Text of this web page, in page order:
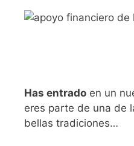
Has entrado en un
eres parte de una de
bellas tradiciones…